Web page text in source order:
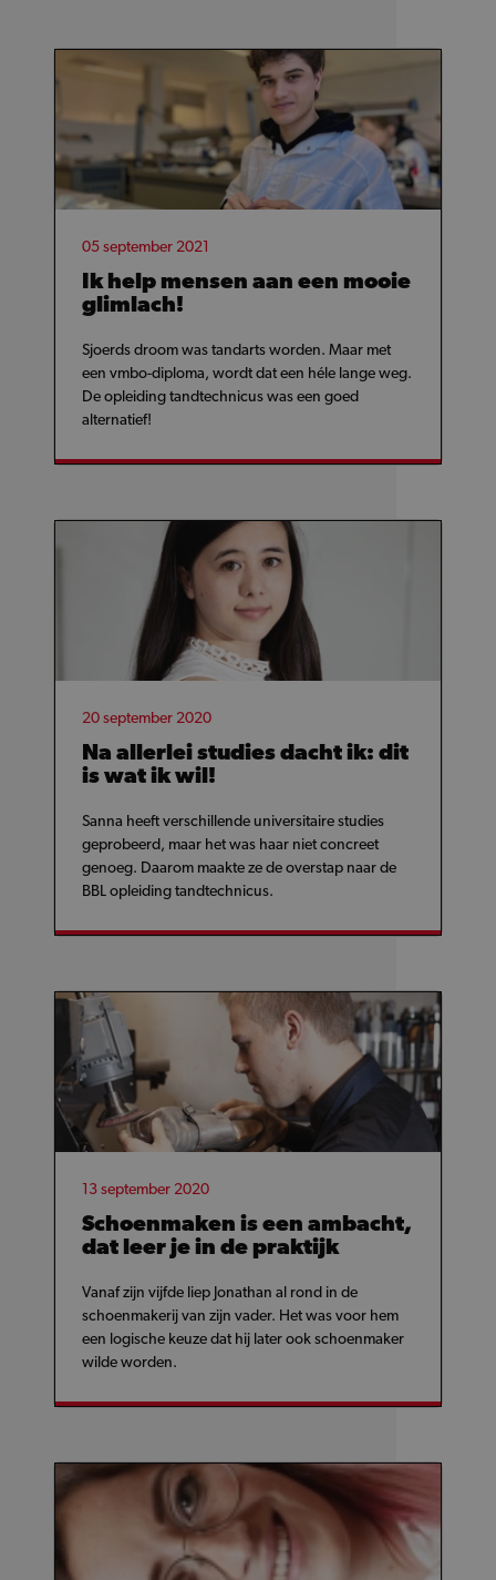
05 september 2021
Ik help mensen aan een mooie
glimlach!
Sjoerds droom was tandarts worden. Maar met
een vmbo-diploma, wordt dat een héle lange weg.
De opleiding tandtechnicus was een goed
alternatief!
20 september 2020
Na allerlei studies dacht ik: dit
is wat ik wil!
Sanna heeft verschillende universitaire studies
geprobeerd, maar het was haar niet concreet
genoeg. Daarom maakte ze de overstap naar de
BBL opleiding tandtechnicus.
13 september 2020
Schoenmaken is een ambacht,
dat leer je in de praktijk
Vanaf zijn vijfde liep Jonathan al rond in de
schoenmakerij van zijn vader. Het was voor hem
een logische keuze dat hij later ook schoenmaker
wilde worden.